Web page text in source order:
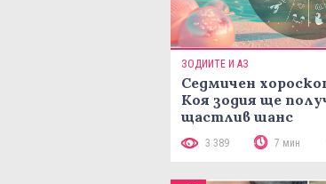
ЗОДИИТЕ И АЗ
Седмичен
Коя зодия ще
щастлив шанс
3 389 7 мин